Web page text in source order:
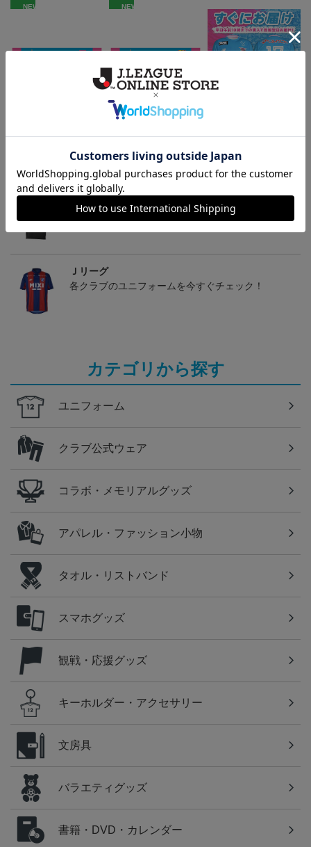
NEW NEW
サガン鳥栖 ピカチュウ
No.17 SAGANTINO
トピックス
Ｊリーグ
多種多様なアパレルアイテムはこちら！！
Ｊリーグ
各クラブのユニフォームを今すぐチェック！
カテゴリから探す
ユニフォーム
クラブ公式ウェア
コラボ・メモリアルグッズ
アパレル・ファッション小物
タオル・リストバンド
スマホグッズ
観戦・応援グッズ
キーホルダー・アクセサリー
文房具
バラエティグッズ
書籍・DVD・カレンダー